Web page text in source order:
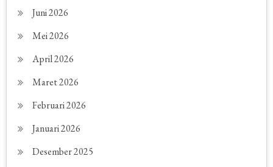
Juni 2026
Mei 2026
April 2026
Maret 2026
Februari 2026
Januari 2026
Desember 2025